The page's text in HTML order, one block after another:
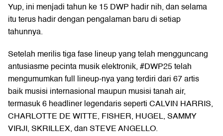
Yup, ini menjadi tahun ke 15 DWP hadir nih, dan selama
itu terus hadir dengan pengalaman baru di setiap
tahunnya.
Setelah merilis tiga fase lineup yang telah mengguncang
antusiasme pecinta musik elektronik, #DWP25 telah
mengumumkan full lineup-nya yang terdiri dari 67 artis
baik musisi internasional maupun musisi tanah air,
termasuk 6 headliner legendaris seperti CALVIN HARRIS,
CHARLOTTE DE WITTE, FISHER, HUGEL, SAMMY
VIRJI, SKRILLEX, dan STEVE ANGELLO.